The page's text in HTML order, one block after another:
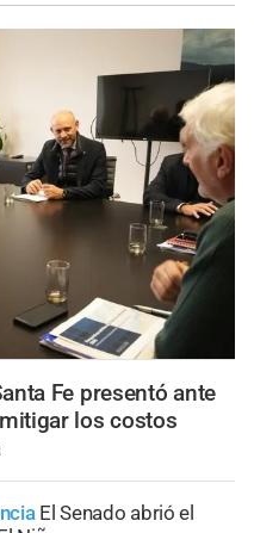
Fe presentó ante
los costos
El Senado abrió el